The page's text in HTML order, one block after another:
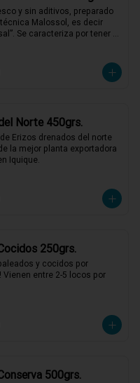
y sin aditivos, preparado
Malossol, es decir
Se caracteriza por tener
matices únicos para cada
calibre entre 2,7 y 3,1 mm,
Norte 450grs.
Erizos drenados del norte
la mejor planta exportadora
Iquique.
250grs.
y cocidos por
Vienen entre 2-5 locos por
500grs.